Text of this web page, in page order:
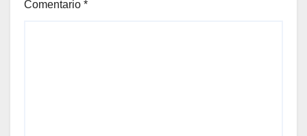
Comentario *